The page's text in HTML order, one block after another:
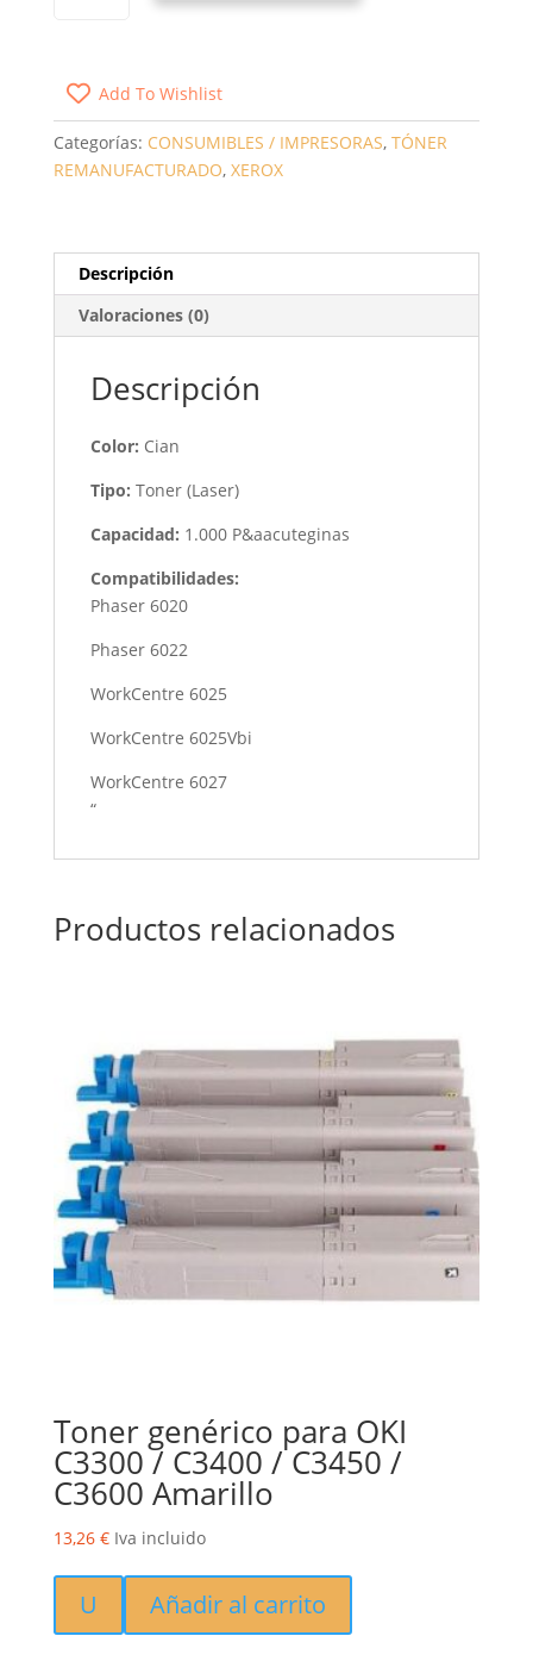
6020
/
6022
CIAN
Add To Wishlist
Categorías: CONSUMIBLES / IMPRESORAS, TÓNER
REMANUFACTURADO, XEROX
Descripción
Valoraciones (0)
Descripción
Color: Cian
Tipo: Toner (Laser)
Capacidad: 1.000 P&aacuteginas
Compatibilidades:
Phaser 6020
Phaser 6022
WorkCentre 6025
WorkCentre 6025Vbi
WorkCentre 6027
“
Productos relacionados
Toner genérico para OKI
C3300 / C3400 / C3450 /
C3600 Amarillo
13,26 € Iva incluido
U Añadir al carrito